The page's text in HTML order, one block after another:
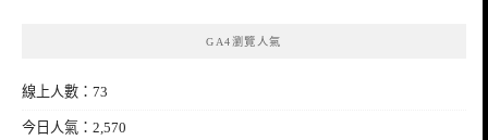
GA4瀏覽人氣
線上人數：73
今日人氣：2,570